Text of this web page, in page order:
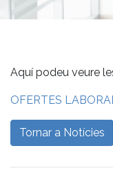
Aquí podeu veure
OFERTES
Tornar a Notícies